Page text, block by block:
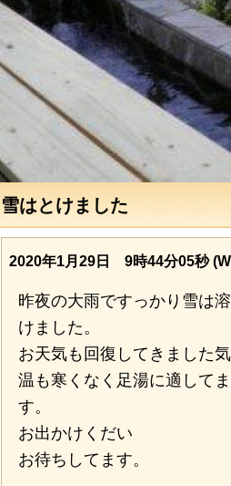
雪はとけました
2020年1月29日 9時44分05秒
昨夜の大雨ですっかり雪は溶
けました。
お天気も回復してきました気
温も寒くなく足湯に適してま
す。
お出かけくだい
お待ちしてます。